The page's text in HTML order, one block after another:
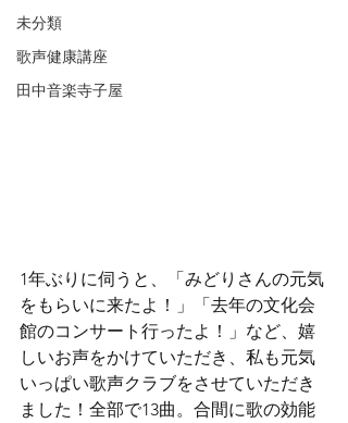
未分類
歌声健康講座
田中音楽寺子屋
1年ぶりに伺うと、「みどりさんの元気
をもらいに来たよ！」「去年の文化会
館のコンサート行ったよ！」など、嬉
しいお声をかけていただき、私も元気
いっぱい歌声クラブをさせていただき
ました！ 全部で13曲。合間に歌の効能